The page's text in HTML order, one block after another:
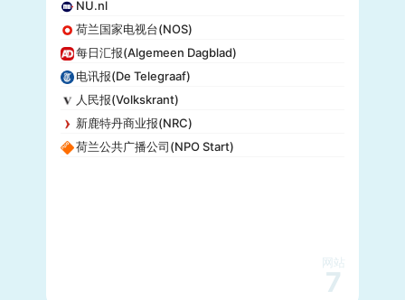
NU.nl
荷兰国家电视台(NOS)
每日汇报(Algemeen Dagblad)
电讯报(De Telegraaf)
人民报(Volkskrant)
新鹿特丹商业报(NRC)
荷兰公共广播公司(NPO Start)
网站
7